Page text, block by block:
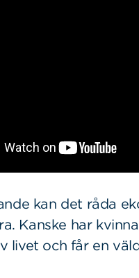
kan det råda
Kanske har
livet och får en